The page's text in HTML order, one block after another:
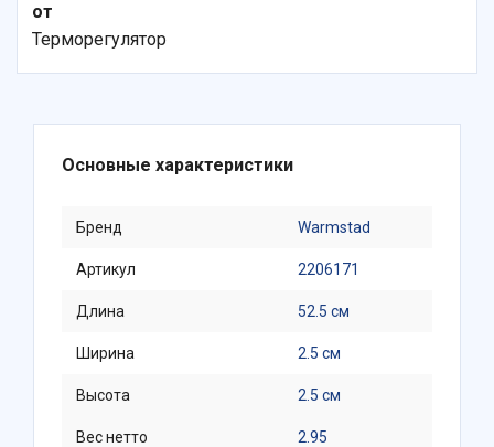
от
Терморегулятор
Основные характеристики
Бренд Warmstad
Артикул 2206171
Длина 52.5 см
Ширина 2.5 см
Высота 2.5 см
Вес нетто 2.95